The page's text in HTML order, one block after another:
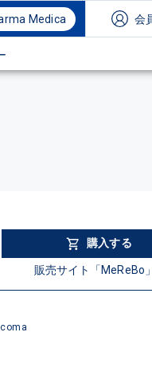
Medica 会
購入する
販売サイト「MeReBo